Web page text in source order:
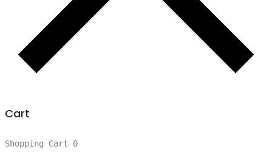
Cart
Shopping Cart 0